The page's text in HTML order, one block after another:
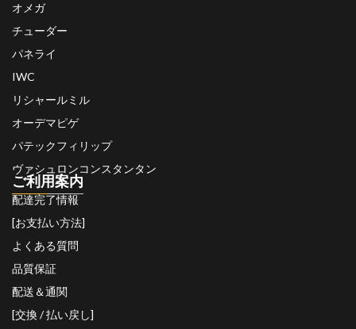
オメガ
チューダー
パネライ
IWC
リシャールミル
オーデマピゲ
パテックフィリップ
ヴァシュロンコンスタンタン
ご利用案内
配達完了情報
[お支払い方法]
よくある質問
品質保証
配送＆通関
[交換 / 払い戻し]